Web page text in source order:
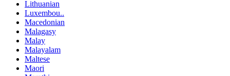
Lithuanian
Luxembou..
Macedonian
Malagasy
Malay
Malayalam
Maltese
Maori